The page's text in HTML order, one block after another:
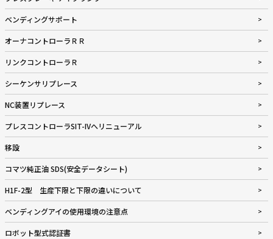
ベンディングサポート
オーナコントローラＲＲ
リンクコントローラＲ
シーケンサリプレース
NC装置リプレース
プレスコントローラSIT-IVへリニューアル
移設
コマツ純正油 SDS(安全データシート)
H1F-2型 生産下限と下限の違いについて
ベンディングアイの使用環境の注意点
ロボット型式認証書